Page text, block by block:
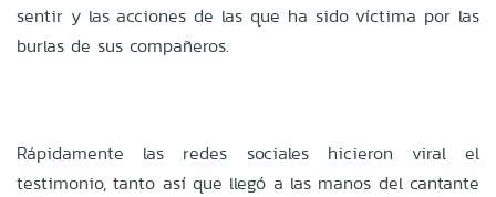
sentir y las acciones de las que ha sido víctima por las
burlas de sus compañeros.
Rápidamente las redes sociales hicieron viral el
testimonio, tanto así que llegó a las manos del cantante